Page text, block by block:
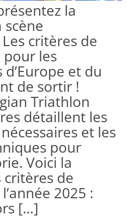
la
scène
critères de
pour les
et du
de sortir !
Triathlon
détaillent les
et les
pour
Voici la
de
2025 :
[…]